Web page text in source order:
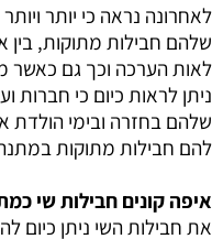
לאחרונה נראה כי יותר
שלהם חבילות מתוקות,
לאות הערכה וכך גם כאשר
ניתן לראות כיום כי חברות
שלהם בחזרה ובימי הולדת
להם חבילות מתוקות
איפה קונים חבילות שי
את חבילות השי ניתן כיום